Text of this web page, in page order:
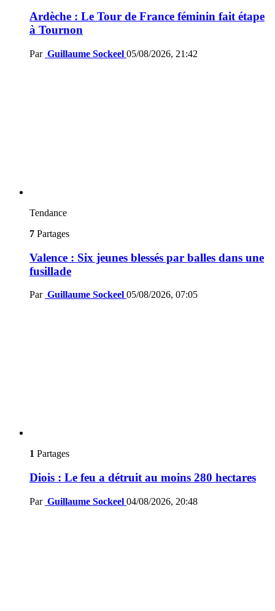
Ardèche : Le Tour de France féminin fait étape
à Tournon
Par Guillaume Sockeel 05/08/2026, 21:42
Tendance
7 Partages
Valence : Six jeunes blessés par balles dans une
fusillade
Par Guillaume Sockeel 05/08/2026, 07:05
1 Partages
Diois : Le feu a détruit au moins 280 hectares
Par Guillaume Sockeel 04/08/2026, 20:48